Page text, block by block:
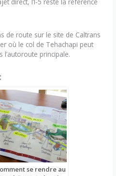
direct, l’I-5 reste la référence
de route sur le site de Caltrans
où le col de Tehachapi peut
principale.
se rendre au